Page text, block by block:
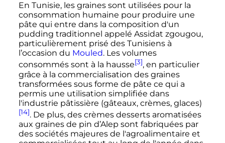
En Tunisie, les graines sont utilisées pour la
consommation humaine pour produire une
pâte qui entre dans la composition d'un
pudding traditionnel appelé Assidat zgougou,
particulièrement prisé des Tunisiens à
l’occasion du Mouled. Les volumes
consommés sont à la hausse[3], en particulier
grâce à la commercialisation des graines
transformées sous forme de pâte ce qui a
permis une utilisation simplifiée dans
l'industrie pâtissière (gâteaux, crèmes, glaces)
[14]. De plus, des crèmes desserts aromatisées
aux graines de pin d’Alep sont fabriquées par
des sociétés majeures de l'agroalimentaire et